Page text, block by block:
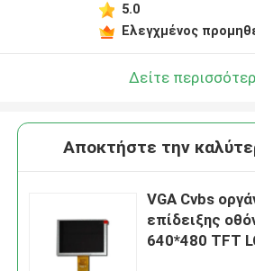
5.0
Ελεγχμένος
Δείτε
Αποκτήστε την
VGA Cvbs
επίδειξης
640*480 TFT